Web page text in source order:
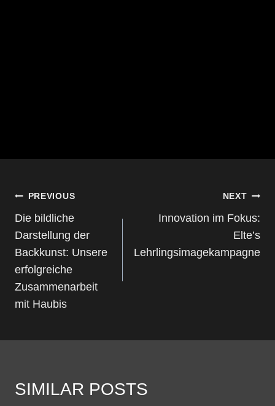
BEITRAGS-
NAVIGATION
PREVIOUS
Die bildliche
Darstellung der
Backkunst: Unsere
erfolgreiche
Zusammenarbeit
mit Haubis
NEXT
Innovation im Fokus:
Elte’s
Lehrlingsimagekampagne
SIMILAR POSTS